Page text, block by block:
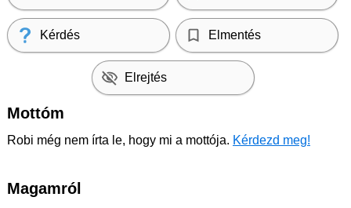
Kérdés Elmentés
Elrejtés
Mottóm
Robi még nem írta le, hogy mi a mottója. Kérdezd meg!
Magamról